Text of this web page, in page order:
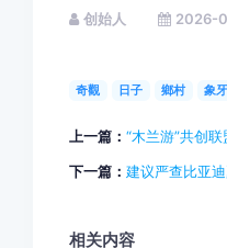
创始人 2026-
奇觀 日子 鄉村 象牙
上一篇： “木兰游”共创
下一篇： 建议严查比亚
相关内容